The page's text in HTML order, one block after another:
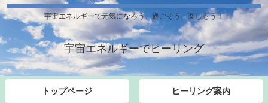
宇宙エネルギーで元気になろう、過ごそう、楽しもう！
宇宙エネルギーでヒーリング
トップページ ヒーリング案内